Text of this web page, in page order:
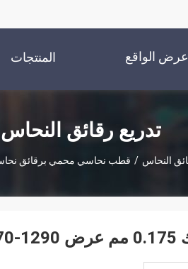
المنتجات عرض الواقع
تدريع رقائق
النحاس / قطب نحاسي محمي برقائق نحاسية سمك 0.175 مم